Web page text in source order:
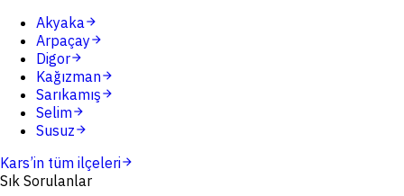
Akyakaarrow_forward
Arpaçayarrow_forward
Digorarrow_forward
Kağızmanarrow_forward
Sarıkamışarrow_forward
Selimarrow_forward
Susuzarrow_forward
Kars’in tüm ilçeleriarrow_forward
Sık Sorulanlar